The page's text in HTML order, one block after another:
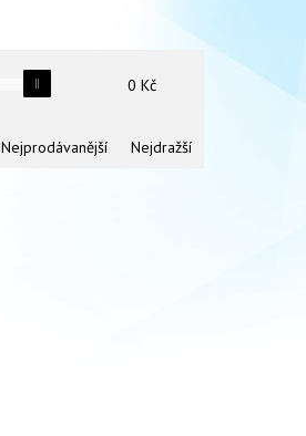
0 Kč
Nejprodávanější Nejdražší